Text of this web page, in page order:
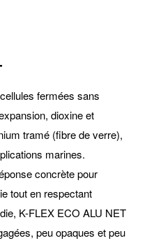
fermées sans
dioxine et
tramé (fibre de verre),
marines.
concrète pour
tout en respectant
K-FLEX ECO ALU NET
peu opaques et peu